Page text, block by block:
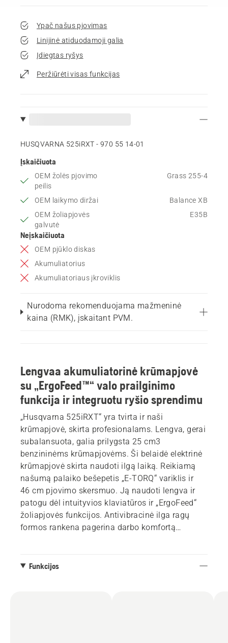
Ypač našus pjovimas
Linijinė atiduodamoji galia
Įdiegtas ryšys
Peržiūrėti visas funkcijas
HUSQVARNA 525iRXT - 970 55 14‑01
Įskaičiuota
OEM žolės pjovimo
peilis
Grass 255-4
OEM laikymo diržai
Balance XB
OEM žoliapjovės
galvutė
E35B
Neįskaičiuota
OEM pjūklo diskas
Akumuliatorius
Akumuliatoriaus įkroviklis
Nurodoma rekomenduojama mažmeninė
kaina (RMK), įskaitant PVM.
Lengvaa akumuliatorinė krūmapjovė
su „ErgoFeed™“ valo prailginimo
funkcija ir integruotu ryšio sprendimu
„Husqvarna 525iRXT“ yra tvirta ir naši
krūmapjovė, skirta profesionalams. Lengva, gerai
subalansuota, galia prilygsta 25 cm3
benzininėms krūmapjovėms. Ši belaidė elektrinė
krūmapjovė skirta naudoti ilgą laiką. Reikiamą
našumą palaiko bešepetis „E-TORQ“ variklis ir
46 cm pjovimo skersmuo. Ją naudoti lengva ir
patogu dėl intuityvios klaviatūros ir „ErgoFeed“
žoliapjovės funkcijos. Antivibracinė ilga ragų
formos rankena pagerina darbo komfortą
įsigyjami atskirai.
Funkcijos